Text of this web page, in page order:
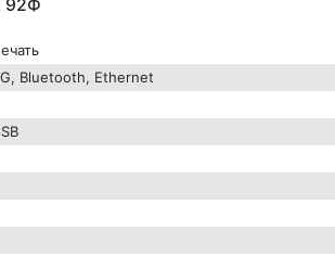
92Ф
Bluetooth, Ethernet